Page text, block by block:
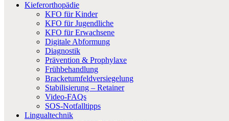
Kieferorthopädie
KFO für Kinder
KFO für Jugendliche
KFO für Erwachsene
Digitale Abformung
Diagnostik
Prävention & Prophylaxe
Frühbehandlung
Bracketumfeldversiegelung
Stabilisierung – Retainer
Video-FAQs
SOS-Notfalltipps
Lingualtechnik